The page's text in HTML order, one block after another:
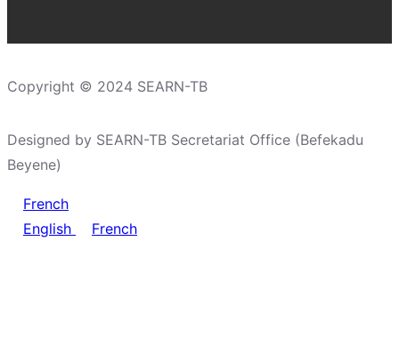
Copyright © 2024 SEARN-TB
Designed by SEARN-TB Secretariat Office (Befekadu
Beyene)
French
English
French